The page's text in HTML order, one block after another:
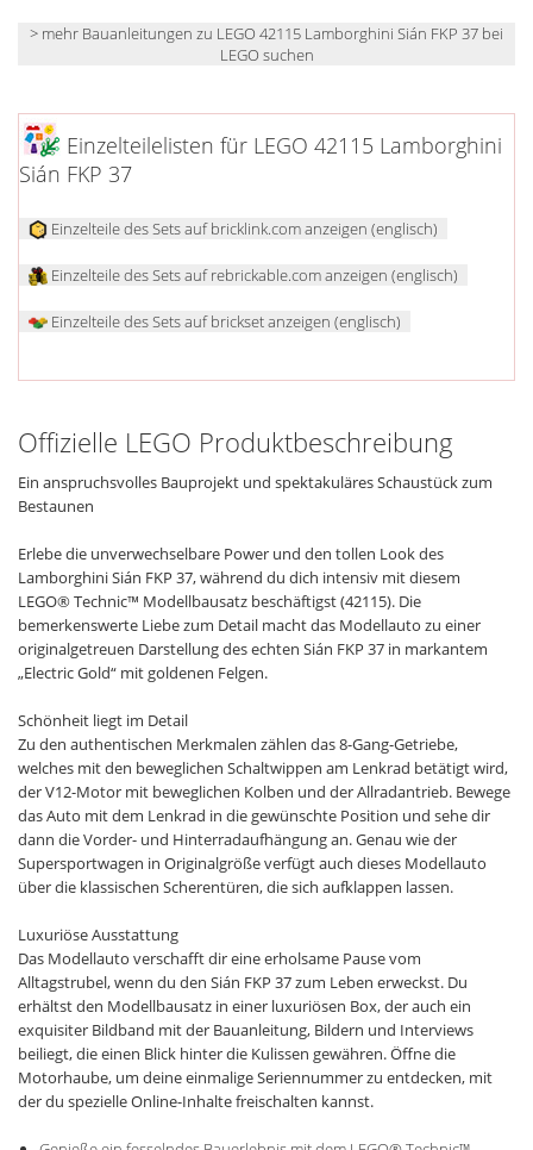
> mehr Bauanleitungen zu LEGO 42115 Lamborghini Sián FKP 37 bei
LEGO suchen
Einzelteilelisten für LEGO 42115 Lamborghini
Sián FKP 37
Einzelteile des Sets auf bricklink.com anzeigen (englisch)
Einzelteile des Sets auf rebrickable.com anzeigen (englisch)
Einzelteile des Sets auf brickset anzeigen (englisch)
Offizielle LEGO Produktbeschreibung
Ein anspruchsvolles Bauprojekt und spektakuläres Schaustück zum
Bestaunen
Erlebe die unverwechselbare Power und den tollen Look des
Lamborghini Sián FKP 37, während du dich intensiv mit diesem
LEGO® Technic™ Modellbausatz beschäftigst (42115). Die
bemerkenswerte Liebe zum Detail macht das Modellauto zu einer
originalgetreuen Darstellung des echten Sián FKP 37 in markantem
„Electric Gold“ mit goldenen Felgen.
Schönheit liegt im Detail
Zu den authentischen Merkmalen zählen das 8-Gang-Getriebe,
welches mit den beweglichen Schaltwippen am Lenkrad betätigt wird,
der V12-Motor mit beweglichen Kolben und der Allradantrieb. Bewege
das Auto mit dem Lenkrad in die gewünschte Position und sehe dir
dann die Vorder- und Hinterradaufhängung an. Genau wie der
Supersportwagen in Originalgröße verfügt auch dieses Modellauto
über die klassischen Scherentüren, die sich aufklappen lassen.
Luxuriöse Ausstattung
Das Modellauto verschafft dir eine erholsame Pause vom
Alltagstrubel, wenn du den Sián FKP 37 zum Leben erweckst. Du
erhältst den Modellbausatz in einer luxuriösen Box, der auch ein
exquisiter Bildband mit der Bauanleitung, Bildern und Interviews
beiliegt, die einen Blick hinter die Kulissen gewähren. Öffne die
Motorhaube, um deine einmalige Seriennummer zu entdecken, mit
der du spezielle Online-Inhalte freischalten kannst.